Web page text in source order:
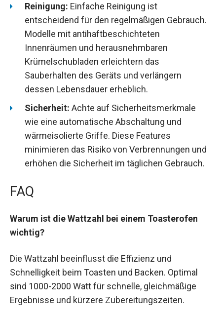
Reinigung: Einfache Reinigung ist
entscheidend für den regelmäßigen Gebrauch.
Modelle mit antihaftbeschichteten
Innenräumen und herausnehmbaren
Krümelschubladen erleichtern das
Sauberhalten des Geräts und verlängern
dessen Lebensdauer erheblich.
Sicherheit: Achte auf Sicherheitsmerkmale
wie eine automatische Abschaltung und
wärmeisolierte Griffe. Diese Features
minimieren das Risiko von Verbrennungen und
erhöhen die Sicherheit im täglichen Gebrauch.
FAQ
Warum ist die Wattzahl bei einem Toasterofen
wichtig?
Die Wattzahl beeinflusst die Effizienz und
Schnelligkeit beim Toasten und Backen. Optimal
sind 1000-2000 Watt für schnelle, gleichmäßige
Ergebnisse und kürzere Zubereitungszeiten.